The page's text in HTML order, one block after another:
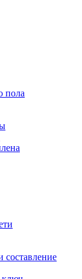
пола
составление